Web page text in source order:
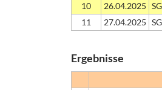
10
26.04.2025
11
27.04.2025
Ergebnisse